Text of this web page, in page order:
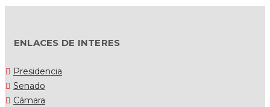
ENLACES DE INTERES
Presidencia
Senado
Cámara